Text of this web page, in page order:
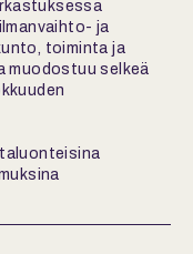
ja
toiminta ja
muodostuu selkeä